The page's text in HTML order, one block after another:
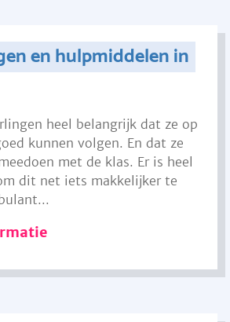
en hulpmiddelen in
heel belangrijk dat ze op
kunnen volgen. En dat ze
met de klas. Er is heel
dit net iets makkelijker te